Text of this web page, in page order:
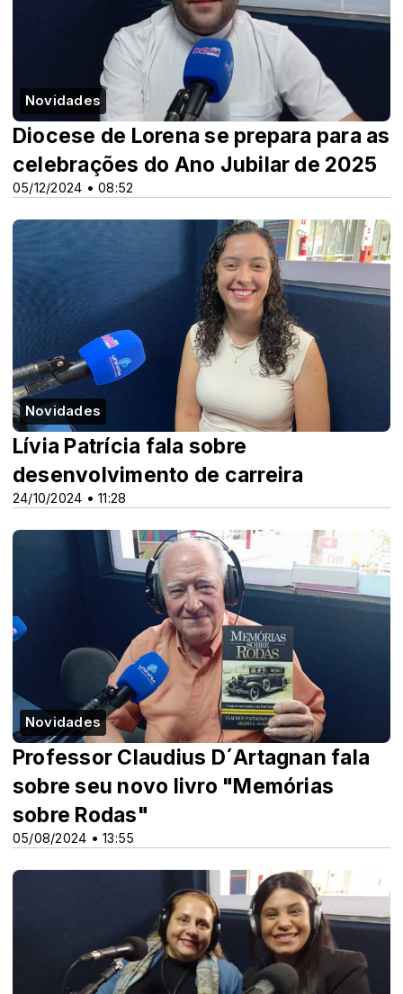
Novidades
05/12/2024 • 08:52
Diocese de Lorena se prepara para as
celebrações do Ano Jubilar de 2025
Novidades
24/10/2024 • 11:28
Lívia Patrícia fala sobre
desenvolvimento de carreira
Novidades
05/08/2024 • 13:55
Professor Claudius D´Artagnan fala
sobre seu novo livro "Memórias
sobre Rodas"